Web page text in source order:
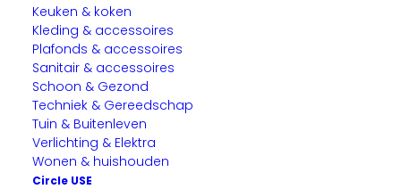
Keuken & koken
Kleding & accessoires
Plafonds & accessoires
Sanitair & accessoires
Schoon & Gezond
Techniek & Gereedschap
Tuin & Buitenleven
Verlichting & Elektra
Wonen & huishouden
Circle USE
traditionele gloeilampen, wij hebben voor elke toepassing
de juiste oplossing. Ze zijn beschikbaar in diverse fittingen,
vormen en kleurtemperaturen, zodat je altijd het gewenste
licht creëert. Ideaal voor zowel binnenverlichting als
buitenverlichting, en eenvoudig te combineren met onze
armaturen en accessoires. Met onze lichtbronnen haal je
kwaliteit, duurzaamheid en optimaal comfort in huis.